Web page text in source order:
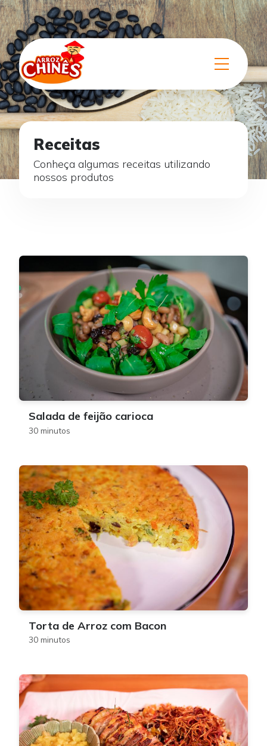
Receitas
Conheça algumas receitas utilizando
nossos produtos
Salada de feijão carioca
30 minutos
Torta de Arroz com Bacon
30 minutos